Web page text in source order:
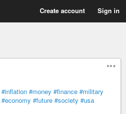
Create account Sign in
#inflation #money #finance #military
#economy #future #society #usa